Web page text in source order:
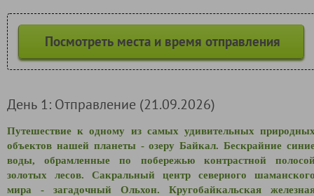
Посмотреть места и время отправления
День 1: Отправление (21.09.2026)
Путешествие к одному из самых удивительных
объектов нашей планеты - озеру Байкал. Бескрайние
воды, обрамленные по побережью контрастной
золотых лесов. Сакральный центр северного
мира - загадочный Ольхон. Кругобайкальская